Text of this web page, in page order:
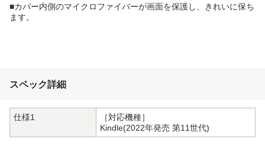
■カバー内側のマイクロファイバーが画面を保護し、きれいに保ち
ます。
スペック詳細
仕様1
［対応機種］
Kindle(2022年発売 第11世代)